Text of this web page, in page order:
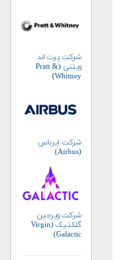
شرکت پرت اند
ویتنی (Pratt &
Whitney)
شرکت ایرباس
(Airbus)
شرکت ویرجین
گلکتیک (Virgin
Galactic)